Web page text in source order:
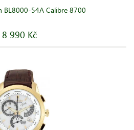
BL8000-54A Calibre 8700
8 990 Kč